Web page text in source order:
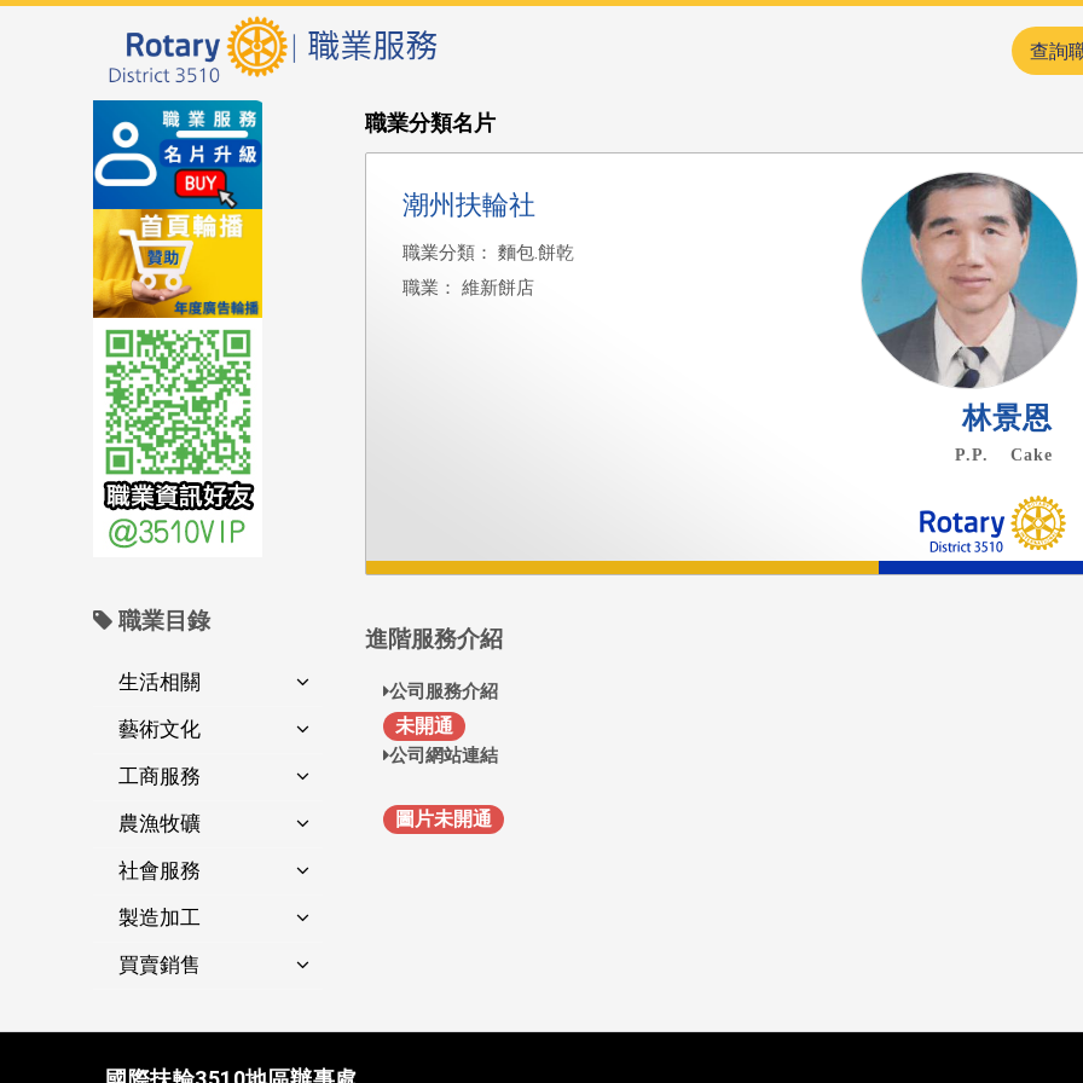
查詢
職業目錄
生活相關
藝術文化
工商服務
農漁牧礦
社會服務
製造加工
買賣銷售
職業分類名片
潮州扶輪社
職業分類： 麵包.餅乾
職業： 維新餅店
林景恩
P.P. Cake
進階服務介紹
公司服務介紹
未開通
公司網站連結
圖片未開通